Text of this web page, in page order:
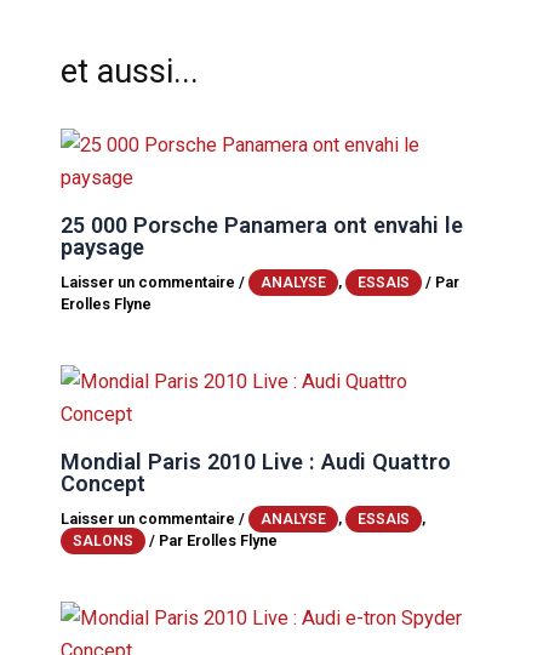
et aussi...
25 000 Porsche Panamera ont envahi le
paysage
Laisser un commentaire / ANALYSE , ESSAIS
/ Par
Erolles Flyne
Mondial Paris 2010 Live : Audi Quattro
Concept
Laisser un commentaire / ANALYSE , ESSAIS ,
SALONS / Par Erolles Flyne